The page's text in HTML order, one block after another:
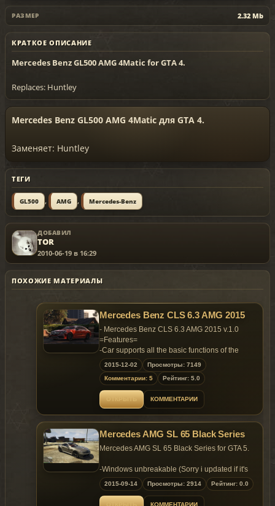
РАЗМЕР 2.32 Mb
КРАТКОЕ ОПИСАНИЕ
Mercedes Benz GL500 AMG 4Matic for GTA 4.
Replaces: Huntley
Mercedes Benz GL500 AMG 4Matic для GTA 4.
Заменяет: Huntley
ТЕГИ
GL500 , AMG , Mercedes-Benz
ДОБАВИЛ
TOR
2010-06-19 в 16:29
ПОХОЖИЕ МАТЕРИАЛЫ
Mercedes Benz CLS 6.3 AMG 2015
- Mercedes Benz CLS 6.3 AMG 2015 v.1.0
=Features=
-Car supports all the basic functions of the
game
-Real size auto
-Working lights
-HQ Interior
-Working dashboard
-Working Dirt.
-Lods
-Breakable windows
-Hands on the steering wheel
-Tuning
=BUGS=
2015-12-02
Просмотры: 7149
Комментарии: 5
Рейтинг: 5.0
КОММЕНТАРИИ
Mercedes AMG SL 65 Black Series
Mercedes AMG SL 65 Black Series for GTA 5.
-Windows unbreakable (Sorry i updated if it's
fixed)
-Custom , Just Small Wing Feltzer2
2015-09-14 Просмотры: 2914 Рейтинг: 0.0
КОММЕНТАРИИ